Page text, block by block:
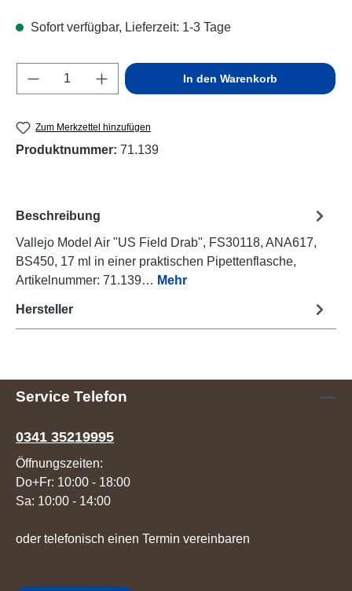
Sofort verfügbar, Lieferzeit: 1-3 Tage
Produkt Anzahl: Gib den gewünschten
In den Warenkorb
Zum Merkzettel hinzufügen
Produktnummer: 71.139
Beschreibung
Vallejo Model Air "US Field Drab", FS30118, ANA617,
BS450, 17 ml in einer praktischen Pipettenflasche,
Artikelnummer: 71.139… Mehr
Hersteller
Service Telefon
0341 35219995
Öffnungszeiten:
Do+Fr: 10:00 - 18:00
Sa: 10:00 - 14:00
oder telefonisch einen Termin vereinbaren